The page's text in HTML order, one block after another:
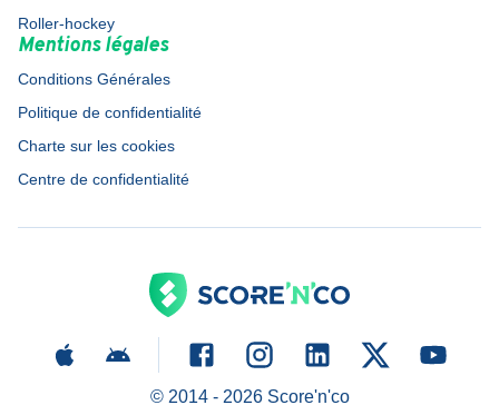
Roller-hockey
Mentions légales
Conditions Générales
Politique de confidentialité
Charte sur les cookies
Centre de confidentialité
© 2014 - 2026Score'n'co